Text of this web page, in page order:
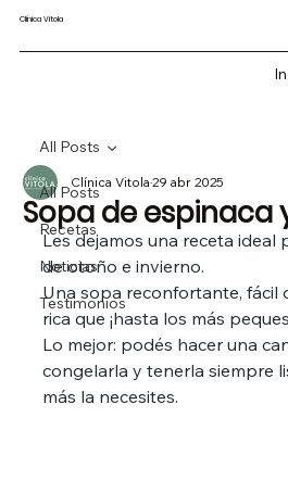
Clínica Vitola
All Posts
Recetas
Noticias
Testimonios
All Posts
Sopa de espinaca
Clínica Vitola29 abr 2025
Les dejamos una receta ideal
de otoño e invierno.
Una sopa reconfortante, fácil
rica que ¡hasta los más
Lo mejor: podés hacer una
congelarla y tenerla siempre
más la necesites.